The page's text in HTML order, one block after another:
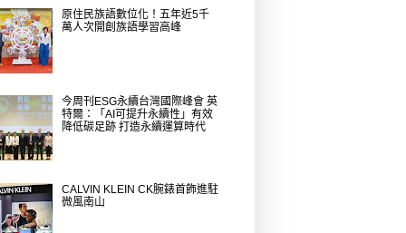
原住民族語數位化！五年近5千
萬人次開創族語學習高峰
今周刊ESG永續台灣國際峰會 英
特爾：「AI可提升永續性」有效
降低碳足跡 打造永續運算時代
CALVIN KLEIN CK腕錶首飾進駐
微風南山